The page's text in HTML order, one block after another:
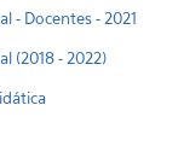
- Docentes - 2021
(2018 - 2022)